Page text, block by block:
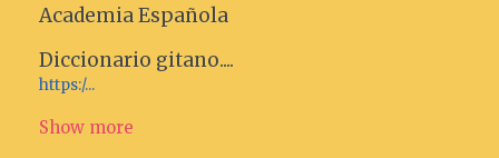
Academia Española
Diccionario gitano....
https:/...
Show more